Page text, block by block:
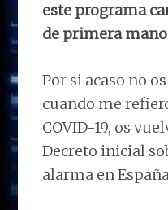
este programa
de primera
Por si acaso no
cuando me
COVID-19, os
Decreto inicial
alarma en